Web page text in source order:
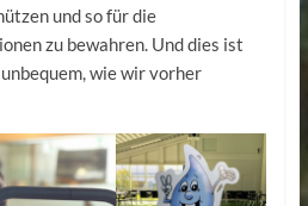
und so für die
zu bewahren. Und dies ist
wie wir vorher